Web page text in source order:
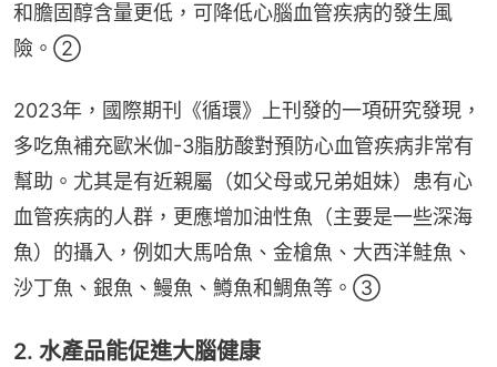
和膽固醇含量更低，可降低心腦血管疾病的發生風
險。②
2023年，國際期刊《循環》上刊發的一項研究發現，
多吃魚補充歐米伽-3脂肪酸對預防心血管疾病非常有
幫助。尤其是有近親屬（如父母或兄弟姐妹）患有心
血管疾病的人群，更應增加油性魚（主要是一些深海
魚）的攝入，例如大馬哈魚、金槍魚、大西洋鮭魚、
沙丁魚、銀魚、鰻魚、鱒魚和鯛魚等。③
2. 水產品能促進大腦健康